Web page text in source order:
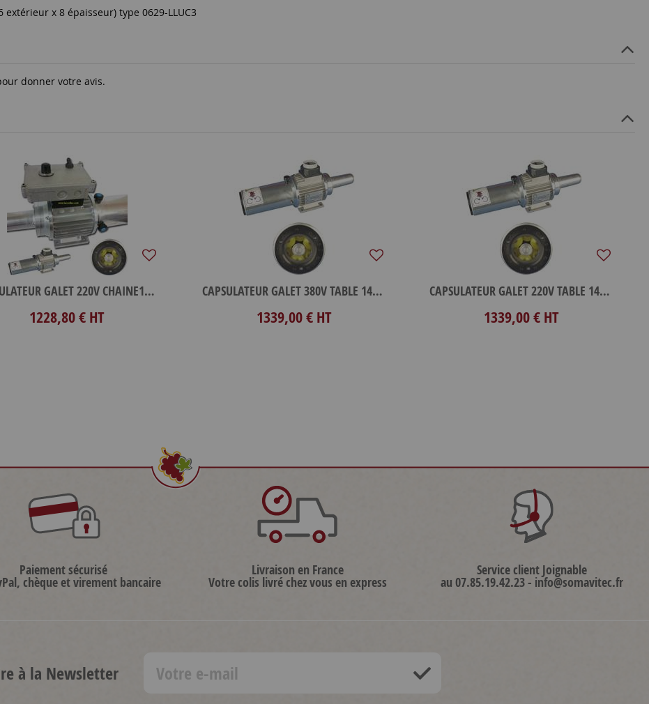
x 8 épaisseur) type 0629-LLUC3
donner votre avis.
CAPSULATEUR GALET 220V CHAINE1400VA
1228,80 € HT
CAPSULATEUR GALET 380V TABLE 1400TR
1339,00 € HT
CAPSULATEUR GALET 220V TABLE 1400TR
1339,00 € HT
Paiement sécurisé
chèque et virement bancaire
Livraison en France
Votre colis livré chez vous en express
Service client Joignable
au 07.85.19.42.23 - info@somavitec.fr
à la Newsletter